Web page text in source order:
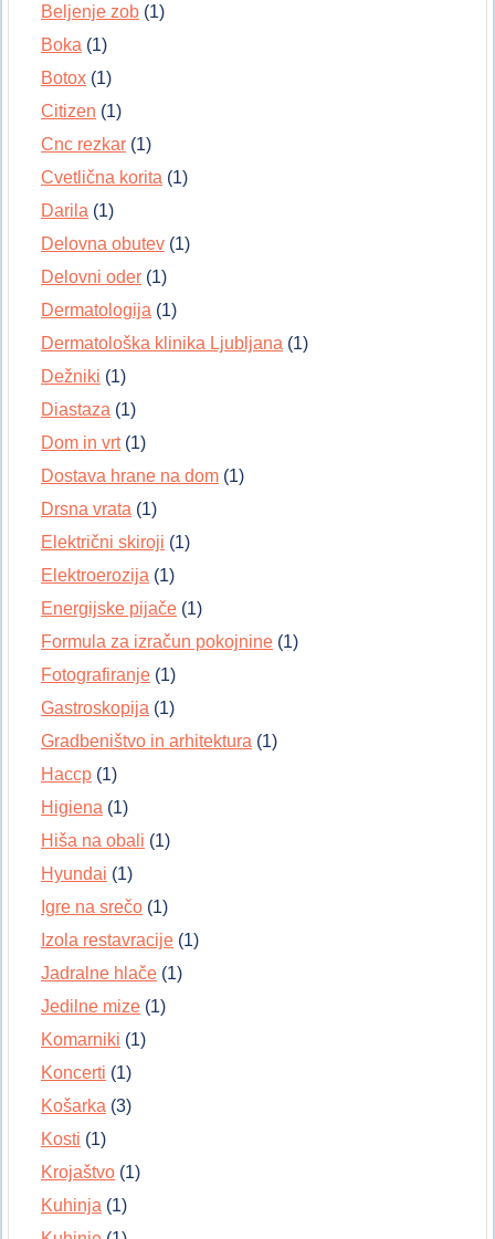
Beljenje zob (1)
Boka (1)
Botox (1)
Citizen (1)
Cnc rezkar (1)
Cvetlična korita (1)
Darila (1)
Delovna obutev (1)
Delovni oder (1)
Dermatologija (1)
Dermatološka klinika Ljubljana (1)
Dežniki (1)
Diastaza (1)
Dom in vrt(1)
Dostava hrane na dom (1)
Drsna vrata (1)
Električni skiroji (1)
Elektroerozija (1)
Energijske pijače (1)
Formula za izračun pokojnine (1)
Fotografiranje (1)
Gastroskopija (1)
Gradbeništvo in arhitektura (1)
Haccp (1)
Higiena (1)
Hiša na obali (1)
Hyundai (1)
Igre na srečo (1)
Izola restavracije (1)
Jadralne hlače (1)
Jedilne mize (1)
Komarniki (1)
Koncerti (1)
Košarka (3)
Kosti (1)
Krojaštvo (1)
Kuhinja (1)